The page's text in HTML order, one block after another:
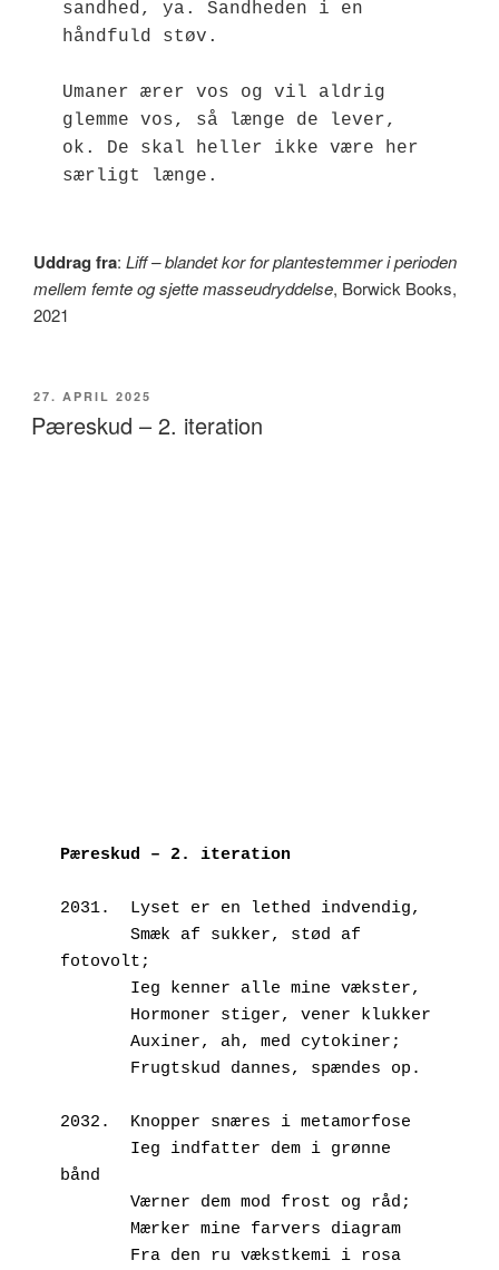
sandhed, ya. Sandheden i en
håndfuld støv.
Umaner ærer vos og vil aldrig
glemme vos, så længe de lever,
ok. De skal heller ikke være her
særligt længe.
Uddrag fra: Liff – blandet kor for plantestemmer i perioden
mellem femte og sjette masseudryddelse, Borwick Books,
2021
UDGIVET
DEN
27. APRIL 2025
Pæreskud – 2. iteration
Pæreskud – 2. iteration
2031.  Lyset er en lethed indvendig,
fotovolt;
       Ieg kenner alle mine vækster,
       Hormoner stiger, vener klukker
       Auxiner, ah, med cytokiner;
       Frugtskud dannes, spændes op.
2032.  Knopper snæres i metamorfose
bånd
       Værner dem mod frost og råd;
       Mærker mine farvers diagram
       Fra den ru vækstkemi i rosa